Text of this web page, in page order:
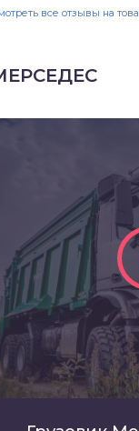
все отзывы на